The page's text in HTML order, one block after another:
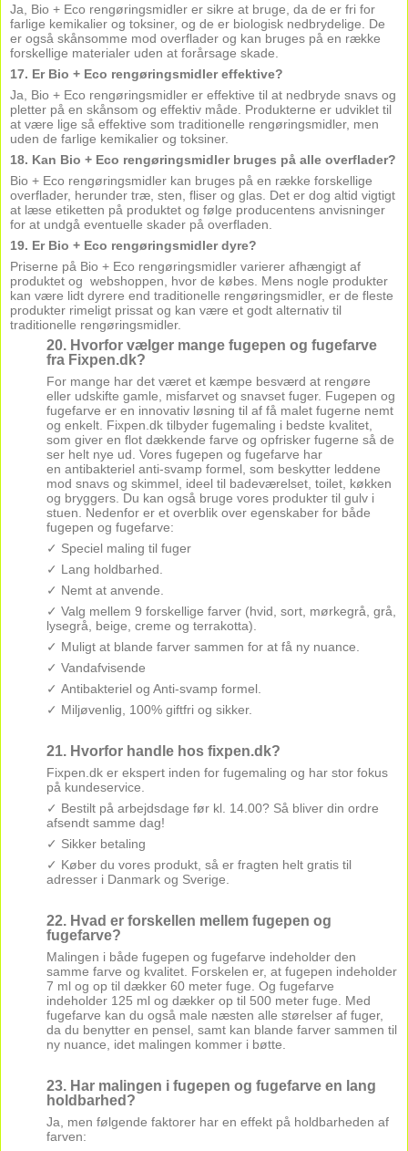
Ja, Bio + Eco rengøringsmidler er sikre at bruge, da de er fri for
farlige kemikalier og toksiner, og de er biologisk nedbrydelige. De
er også skånsomme mod overflader og kan bruges på en række
forskellige materialer uden at forårsage skade.
17. Er Bio + Eco rengøringsmidler effektive?
Ja, Bio + Eco rengøringsmidler er effektive til at nedbryde snavs og
pletter på en skånsom og effektiv måde. Produkterne er udviklet til
at være lige så effektive som traditionelle rengøringsmidler, men
uden de farlige kemikalier og toksiner.
18. Kan Bio + Eco rengøringsmidler bruges på alle overflader?
Bio + Eco rengøringsmidler kan bruges på en række forskellige
overflader, herunder træ, sten, fliser og glas. Det er dog altid vigtigt
at læse etiketten på produktet og følge producentens anvisninger
for at undgå eventuelle skader på overfladen.
19. Er Bio + Eco rengøringsmidler dyre?
Priserne på Bio + Eco rengøringsmidler varierer afhængigt af
produktet og webshoppen, hvor de købes. Mens nogle produkter
kan være lidt dyrere end traditionelle rengøringsmidler, er de fleste
produkter rimeligt prissat og kan være et godt alternativ til
traditionelle rengøringsmidler.
20. Hvorfor vælger mange fugepen og fugefarve
fra Fixpen.dk?
For mange har det været et kæmpe besværd at rengøre
eller udskifte gamle, misfarvet og snavset fuger. Fugepen og
fugefarve er en innovativ løsning til af få malet fugerne nemt
og enkelt. Fixpen.dk tilbyder fugemaling i bedste kvalitet,
som giver en flot dækkende farve og opfrisker fugerne så de
ser helt nye ud. Vores fugepen og fugefarve har
en antibakteriel anti-svamp formel, som beskytter leddene
mod snavs og skimmel, ideel til badeværelset, toilet, køkken
og bryggers. Du kan også bruge vores produkter til gulv i
stuen. Nedenfor er et overblik over egenskaber for både
fugepen og fugefarve:
✓ Speciel maling til fuger
✓ Lang holdbarhed.
✓ Nemt at anvende.
✓ Valg mellem 9 forskellige farver (hvid, sort, mørkegrå, grå,
lysegrå, beige, creme og terrakotta).
✓ Muligt at blande farver sammen for at få ny nuance.
✓ Vandafvisende
✓ Antibakteriel og Anti-svamp formel.
✓ Miljøvenlig, 100% giftfri og sikker.
21. Hvorfor handle hos fixpen.dk?
Fixpen.dk er ekspert inden for fugemaling og har stor fokus
på kundeservice.
✓ Bestilt på arbejdsdage før kl. 14.00? Så bliver din ordre
afsendt samme dag!
✓ Sikker betaling
✓ Køber du vores produkt, så er fragten helt gratis til
adresser i Danmark og Sverige.
22. Hvad er forskellen mellem fugepen og
fugefarve?
Malingen i både fugepen og fugefarve indeholder den
samme farve og kvalitet. Forskelen er, at fugepen indeholder
7 ml og op til dækker 60 meter fuge. Og fugefarve
indeholder 125 ml og dækker op til 500 meter fuge. Med
fugefarve kan du også male næsten alle størelser af fuger,
da du benytter en pensel, samt kan blande farver sammen til
ny nuance, idet malingen kommer i bøtte.
23. Har malingen i fugepen og fugefarve en lang
holdbarhed?
Ja, men følgende faktorer har en effekt på holdbarheden af
farven: